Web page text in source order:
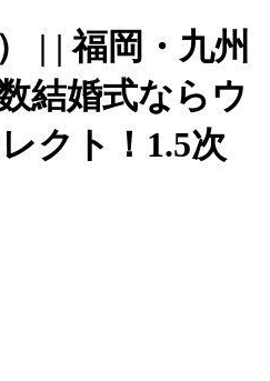
| | 福岡・九州
結婚式ならウ
クト！1.5次